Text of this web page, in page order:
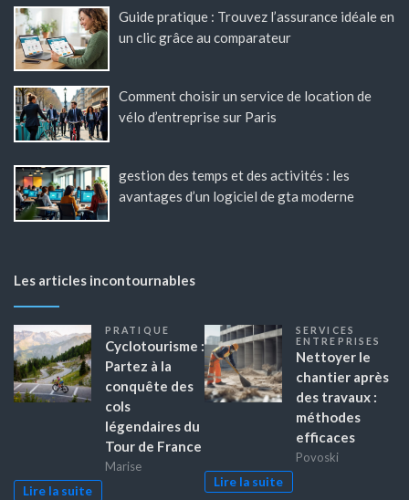
Guide pratique : Trouvez l’assurance idéale en
un clic grâce au comparateur
Comment choisir un service de location de
vélo d’entreprise sur Paris
gestion des temps et des activités : les
avantages d’un logiciel de gta moderne
Les articles incontournables
PRATIQUE
Cyclotourisme :
Partez à la
conquête des
cols
légendaires du
Tour de France
Marise
Lire la suite
SERVICES
ENTREPRISES
Nettoyer le
chantier après
des travaux :
méthodes
efficaces
Povoski
Lire la suite